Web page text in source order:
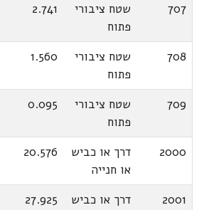
707
שטח ציבורי
פתוח
2.741
708
שטח ציבורי
פתוח
1.560
709
שטח ציבורי
פתוח
0.095
2000
דרך או כביש
או חנייה
20.576
2001
דרך או כביש
27.925